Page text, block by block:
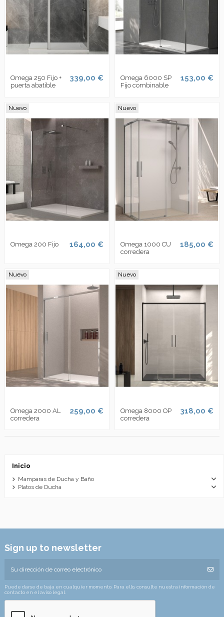
Omega 250 Fijo +
puerta abatible
339,00 €
Omega 6000 SP
Fijo combinable
153,00 €
Nuevo
Omega 200 Fijo 164,00 €
Nuevo
Omega 1000 CU
corredera
185,00 €
Nuevo
Omega 2000 AL
corredera
259,00 €
Nuevo
Omega 8000 OP
corredera
318,00 €
Inicio
Mamparas de Ducha y Baño
Platos de Ducha
Sign up to newsletter
Puede darse de baja en cualquier momento. Para ello, consulte nuestra información de
contacto en el aviso legal.